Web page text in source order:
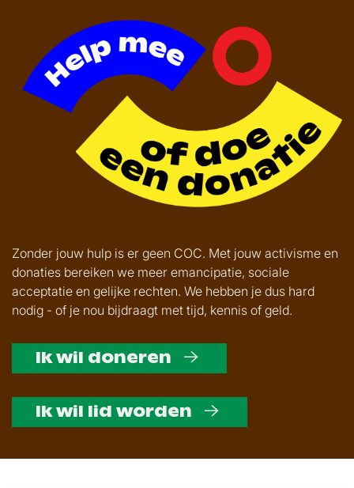
Help
mee
of
doe
een
donatie
Zonder jouw hulp is er geen COC. Met jouw activisme en
donaties bereiken we meer emancipatie, sociale
acceptatie en gelijke rechten. We hebben je dus hard
nodig - of je nou bijdraagt met tijd, kennis of geld.
Ik wil doneren
Ik wil lid worden